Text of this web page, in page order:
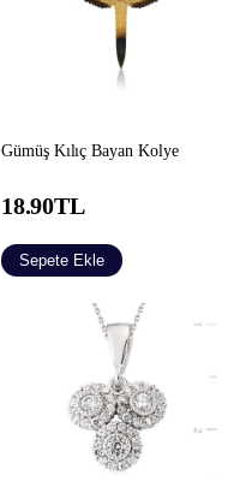
Gümüş Kılıç Bayan Kolye
18.90TL
Sepete Ekle